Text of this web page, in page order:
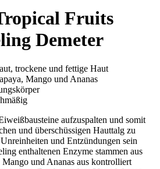
Fruits
Demeter
trockene und fettige Haut
Mango und Ananas
aufzuspalten und somit
und überschüssigen Hauttalg zu
und Entzündungen sein
enthaltenen Enzyme stammen aus
und Ananas aus kontrolliert